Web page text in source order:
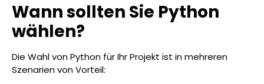
Wann sollten Sie Python
wählen?
Die Wahl von Python für Ihr Projekt ist in mehreren
Szenarien von Vorteil: